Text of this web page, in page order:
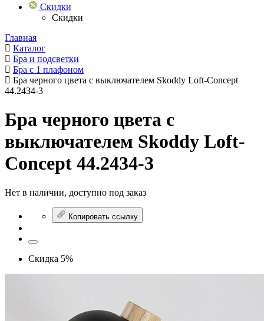
Скидки
Скидки
Главная
Каталог
Бра и подсветки
Бра с 1 плафоном
Бра черного цвета с выключателем Skoddy Loft-Concept
44.2434-3
Бра черного цвета с
выключателем Skoddy Loft-
Concept 44.2434-3
Нет в наличии, доступно под заказ
Копировать ссылку
Скидка 5%